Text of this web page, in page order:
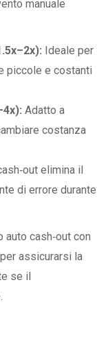
manuale
Ideale per
piccole e costanti
Adatto a
costanza
elimina il
di errore durante
cash‑out con
assicurarsi la
se il